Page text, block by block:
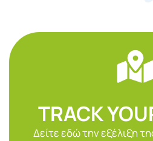
TRACK
Δείτε εδώ την εξέλιξη